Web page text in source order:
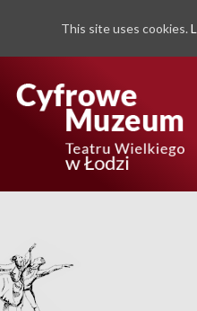
This site uses cookies.